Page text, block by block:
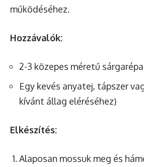
működéséhez.
Hozzávalók:
2-3 közepes méretű sárgarépa
Egy kevés anyatej, tápszer
kívánt állag eléréséhez)
Elkészítés:
Alaposan mossuk meg és